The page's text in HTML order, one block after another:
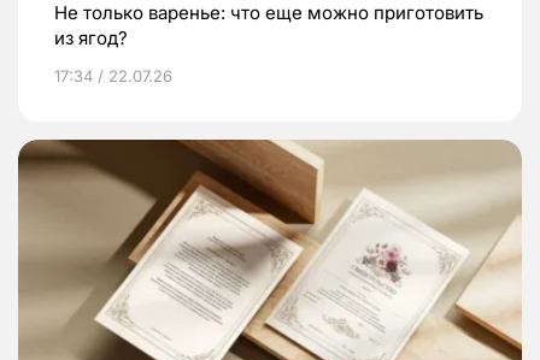
Не только варенье: что еще можно приготовить
из ягод?
17:34 / 22.07.26